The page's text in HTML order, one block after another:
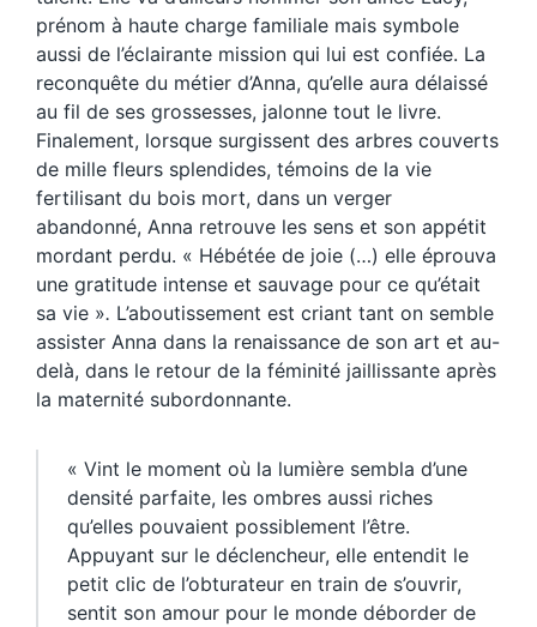
prénom à haute charge familiale mais symbole
aussi de l’éclairante mission qui lui est confiée. La
reconquête du métier d’Anna, qu’elle aura délaissé
au fil de ses grossesses, jalonne tout le livre.
Finalement, lorsque surgissent des arbres couverts
de mille fleurs splendides, témoins de la vie
fertilisant du bois mort, dans un verger
abandonné, Anna retrouve les sens et son appétit
mordant perdu. « Hébétée de joie (…) elle éprouva
une gratitude intense et sauvage pour ce qu’était
sa vie ». L’aboutissement est criant tant on semble
assister Anna dans la renaissance de son art et au-
delà, dans le retour de la féminité jaillissante après
la maternité subordonnante.
« Vint le moment où la lumière sembla d’une
densité parfaite, les ombres aussi riches
qu’elles pouvaient possiblement l’être.
Appuyant sur le déclencheur, elle entendit le
petit clic de l’obturateur en train de s’ouvrir,
sentit son amour pour le monde déborder de